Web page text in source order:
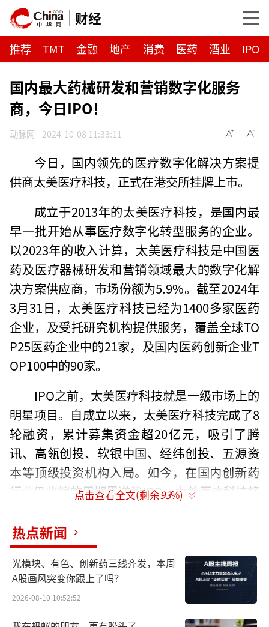
财经
推荐 TMT 金融 地产 消费 医药 酒业 IPO
国内最大药械研发和营销数字化服务
商，今日IPO！
动脉网 2024-10-08 11:33:11
今日，国内领先的医疗数字化解决方案提
供商太美医疗科技，正式在港交所挂牌上市。
成立于2013年的太美医疗科技，是国内最
早一批开始从事医疗数字化转型服务的企业。
以2023年的收入计算，太美医疗科技是中国医
药及医疗器械研发和营销领域最大的数字化解
决方案供应商，市场份额为5.9%。截至2024年
3月31日，太美医疗科技已经为1400多家医药
企业，及受托研究机构提供服务，覆盖全球TO
P25医药企业中的21家，及国内医药创新企业T
OP100中的90家。
IPO之前，太美医疗科技就是一级市场上的
明星项目。自成立以来，太美医疗科技完成了8
轮融资，累计募集资金超20亿元，吸引了腾
讯、高瓴创投、软银中国、经纬创投、五源资
本等顶级投资机构入局。如今，在国内创新药
行业仍收缩的周期里逆势IPO，太美医疗科技将
可？
创新药“卖水人”
时间回到2013年。彼时，后来改变中国医
药发展轨迹的创新药浪潮，还在微末中酝酿，
点击查看全文(剩余93%)
热点新闻
光模块、有色、创新药三线齐发，本周
A股画风突变你跟上了吗？
2026-08-10 10:52:52